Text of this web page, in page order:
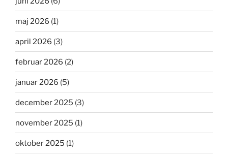
maj 2026 (1)
april 2026 (3)
februar 2026 (2)
januar 2026 (5)
december 2025 (3)
november 2025 (1)
oktober 2025 (1)